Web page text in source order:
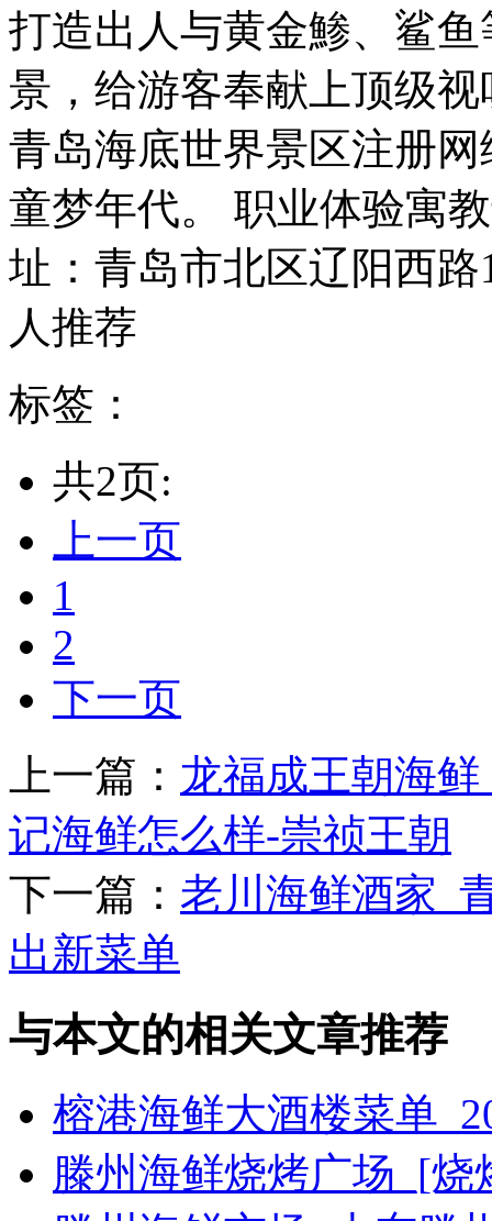
打造出人与黄金鯵、鲨
景，给游客奉献上顶级
青岛海底世界景区注册
童梦年代。 职业体验寓
址：青岛市北区辽阳西
人推荐
标签：
共2页:
上一页
1
2
下一页
上一篇： 龙福成王朝海
记海鲜怎么样-崇祯王朝
下一篇： 老川海鲜酒家_
出新菜单
与本文的相关文章推荐
榕港海鲜大酒楼菜单
滕州海鲜烧烤广场_[